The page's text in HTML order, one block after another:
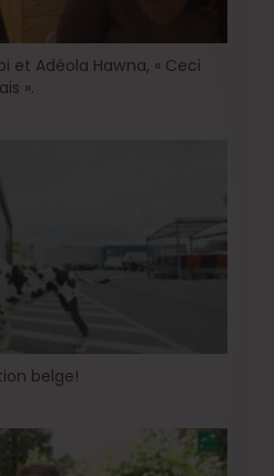
et Adéola Hawna, « Ceci
».
belge!